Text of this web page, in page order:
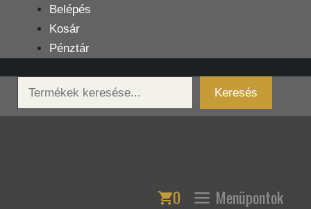
tartalomba
Belépés
Kosár
Pénztár
Keresés
Keresés
0 Menüpontok